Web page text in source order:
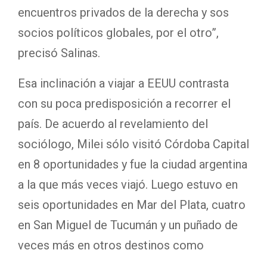
encuentros privados de la derecha y sos
socios políticos globales, por el otro”,
precisó Salinas.
Esa inclinación a viajar a EEUU contrasta
con su poca predisposición a recorrer el
país. De acuerdo al revelamiento del
sociólogo, Milei sólo visitó Córdoba Capital
en 8 oportunidades y fue la ciudad argentina
a la que más veces viajó. Luego estuvo en
seis oportunidades en Mar del Plata, cuatro
en San Miguel de Tucumán y un puñado de
veces más en otros destinos como